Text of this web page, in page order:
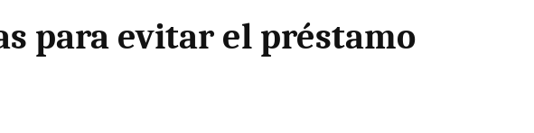
para evitar el préstamo